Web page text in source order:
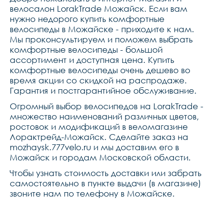
lorak alloy
27.2*300mm,рулевая
колонка neco,седло lorak
6752,педали alloy 976
велосалон LorakTrade Можайск. Если вам
нужно недорого купить комфортные
велосипеды в Можайске - приходите к нам.
Мы проконсультируем и поможем выбрать
комфортные велосипеды - большой
ассортимент и доступная цена. Купить
комфортные велосипеды очень дешево во
время акции со скидкой на распродаже.
Гарантия и постгарантийное обслуживание.
Огромный выбор велосипедов на LorakTrade -
множество наименований различных цветов,
ростовок и модификаций в веломагазине
Лорактрейд-Можайск. Сделайте заказ на
mozhaysk.777velo.ru и мы доставим его в
Можайск и городам Московской области.
Чтобы узнать стоимость доставки или забрать
самостоятельно в пункте выдачи (в магазине)
звоните нам по телефону в Можайске.